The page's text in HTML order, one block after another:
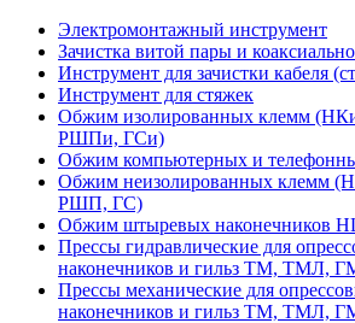
Электромонтажный инструмент
Зачистка витой пары и
Инструмент для зачистки кабеля
Инструмент для стяжек
Обжим изолированных клемм
РШПи, ГСи)
Обжим компьютерных и
Обжим неизолированных клемм
РШП, ГС)
Обжим штыревых
Прессы гидравлические для
наконечников и гильз ТМ, ТМЛ,
Прессы механические для
наконечников и гильз ТМ, ТМЛ,